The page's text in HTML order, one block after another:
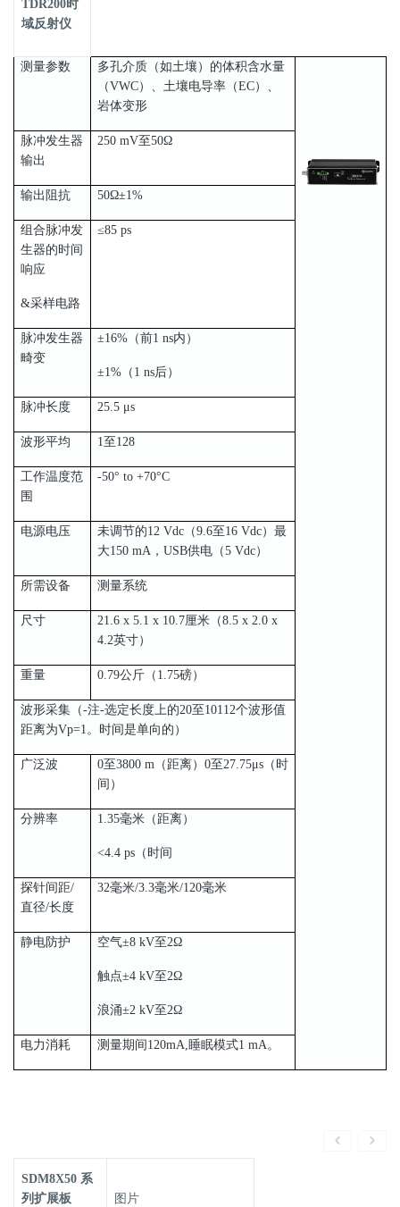
TDR200时
域反射仪
测量参数
多孔介质（如土壤）的体积含水量
（VWC）、土壤电导率（EC）、
岩体变形
脉冲发生器
输出
250 mV至50Ω
输出阻抗 50Ω±1%
组合脉冲发
生器的时间
响应
&采样电路
≤85 ps
脉冲发生器
畸变
±16%（前1 ns内）
±1%（1 ns后）
脉冲长度 25.5 μs
波形平均 1至128
工作温度范
围
-50° to +70°C
电源电压
未调节的12 Vdc（9.6至16 Vdc）最
大150 mA，USB供电（5 Vdc）
所需设备 测量系统
尺寸
21.6 x 5.1 x 10.7厘米（8.5 x 2.0 x
4.2英寸）
重量 0.79公斤（1.75磅）
波形采集（-注-选定长度上的20至10112个波形值
距离为Vp=1。时间是单向的）
广泛波
0至3800 m（距离）0至27.75μs（时
间）
分辨率 1.35毫米（距离）
<4.4 ps（时间
探针间距/
直径/长度
32毫米/3.3毫米/120毫米
静电防护 空气±8 kV至2Ω
触点±4 kV至2Ω
浪涌±2 kV至2Ω
电力消耗 测量期间120mA,睡眠模式1 mA。
SDM8X50 系
列扩展板
图片